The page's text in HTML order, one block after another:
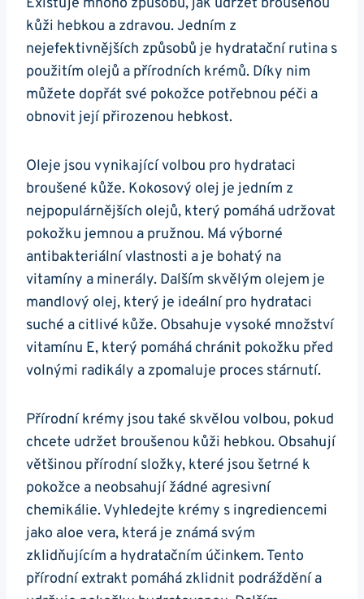
kůži hebkou a⁣ zdravou. Jedním ​z
⁤nejefektivnějších způsobů je hydratační rutina s​
použitím‍ olejů a přírodních krémů. Díky nim
můžete dopřát své ​pokožce potřebnou péči a
obnovit její přirozenou hebkost.
Oleje jsou vynikající volbou ‌pro hydrataci
broušené ⁣kůže. Kokosový ‌olej ‍je jedním z
nejpopulárnějších‍ olejů, který pomáhá udržovat
pokožku⁣ jemnou a pružnou. Má výborné
antibakteriální vlastnosti a je ‍bohatý na
vitamíny a minerály. Dalším skvělým olejem je
mandlový olej, který je⁤ ideální pro⁣ hydrataci
suché a citlivé​ kůže. Obsahuje vysoké ‍množství
vitamínu E, který pomáhá chránit pokožku před
volnými radikály a zpomaluje ⁤proces stárnutí.
Přírodní krémy jsou také skvělou volbou, pokud
chcete ⁢udržet broušenou⁣ kůži hebkou. Obsahují
většinou přírodní ​složky, které jsou šetrné ‌k
pokožce‌ a ‌neobsahují žádné agresivní ​
chemikálie. Vyhledejte krémy s ingrediencemi
jako aloe vera, která je známá svým
zklidňujícím a hydratačním účinkem. Tento
přírodní extrakt ⁣pomáhá zklidnit podráždění a